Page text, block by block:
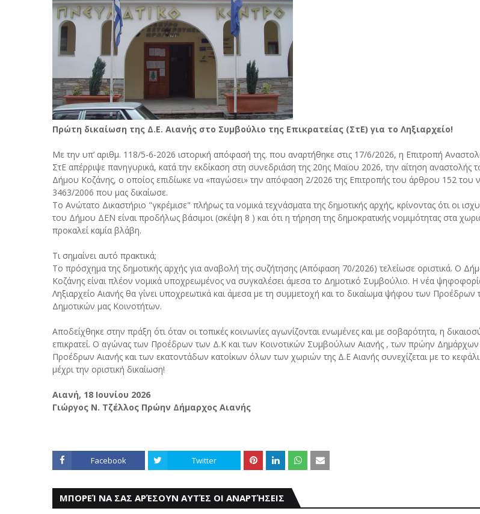
Πρώτη δικαίωση της Δ.Ε. Αιανής στο Συμβούλιο της Επικρατείας (ΣτΕ) για το Ληξιαρχείο!
Με την υπ’ αριθμ. 118/5-6-2026 ιστορική απόφασή της. που αναρτήθηκε στις 17/6/2026, η Επιτροπή
ΣτΕ απέρριψε πανηγυρικά, κατά την εκδίκαση στη συνεδριάση της 20ης Μαϊου 2026, την αίτηση αναστολής
Δήμου Κοζάνης, ο οποίος επιδίωκε να «παγώσει» την απόφαση 2/2026 της Επιτροπής του άρθρου 152 του
3463/2006 που μας δικαίωσε.
Το Ανώτατο Δικαστήριο "γκρέμισε" πλήρως τα νομικά τεχνάσματα της δημοτικής αρχής, κρίνοντας ότι οι
του Δήμου ΔΕΝ είναι προδήλως βάσιμοι (σκέψη 8 ) και ότι η τήρηση της δημοκρατικής νομιμότητας στα
προκαλεί καμία βλάβη.
Τι σημαίνει αυτό πρακτικά;
Το πρόσχημα της δημοτικής αρχής για αναβολή της συζήτησης (Απόφαση 70/2026) τελείωσε οριστικά. Ο
Κοζάνης είναι πλέον νομικά υποχρεωμένος να συγκαλέσει άμεσα το Δημοτικό Συμβούλιο. Η νέα
Ληξιαρχείο Αιανής θα γίνει υποχρεωτικά και άμεσα με τη συμμετοχή και το δικαίωμα ψήφου των Προέδρων
Δημοτικών μας Κοινοτήτων.
Αποδείχθηκε στην πράξη ότι όταν οι τοπικές κοινωνίες αγωνίζονται ενωμένες και με σοβαρότητα, η
επικρατεί. Ο αγώνας των Προέδρων των Δ.Κ και των Κοινοτικών Συμβούλων Αιανής , των πρώην Δημάρχων
Προέδρων Αιανής και των εκατοντάδων κατοίκων όλων των χωριών της Δ.Ε Αιανής συνεχίζεται με το
μέχρι την οριστική δικαίωση!
Αιανή, 18 Ιουνίου 2026
Γιώργος Ν. Τζέλλος Πρώην Δήμαρχος Αιανής
Facebook Twitter
ΜΠΟΡΕΊ ΝΑ ΣΑΣ ΑΡΈΣΟΥΝ ΑΥΤΈΣ ΟΙ ΑΝΑΡΤΉΣΕΙΣ